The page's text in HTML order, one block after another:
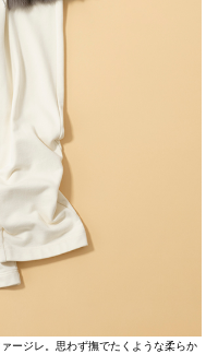
ージレ。思わず撫でたくような柔らか